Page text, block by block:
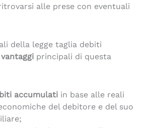
alle prese con eventuali
della legge taglia debiti
vantaggi principali di questa
accumulati in base alle reali
del debitore e del suo